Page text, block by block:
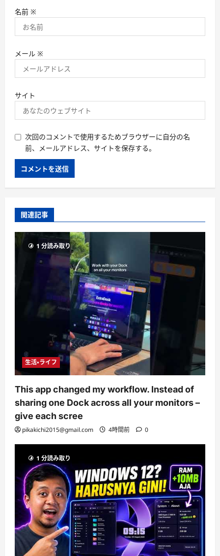
名前 ※
メール ※
サイト
次回のコメントで使用するためブラウザーに自分の名
前、メールアドレス、サイトを保存する。
関連記事
1 分読み取り
生活・ライフ
This app changed my workflow. Instead of
sharing one Dock across all your monitors –
give each scree
pikakichi2015@gmail.com 4時間前 0
1 分読み取り